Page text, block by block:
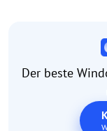
Der beste